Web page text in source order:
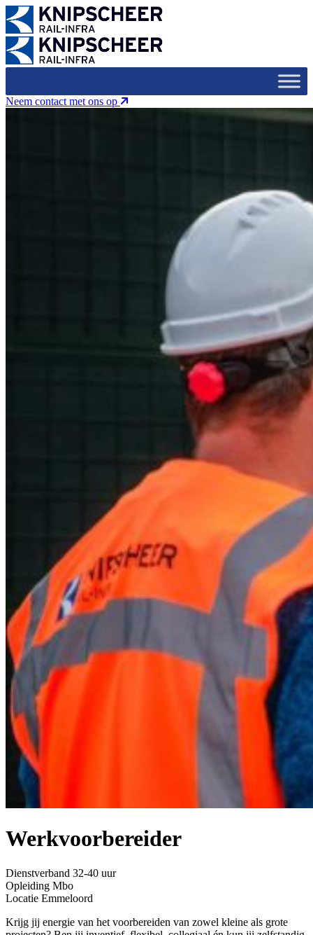
Neem contact met ons op
Werkvoorbereider
Home»Vacatures»Werkvoorbereider
Dienstverband 32-40 uur
Opleiding Mbo
Locatie Emmeloord
Krijg jij energie van het voorbereiden van zowel kleine als grote